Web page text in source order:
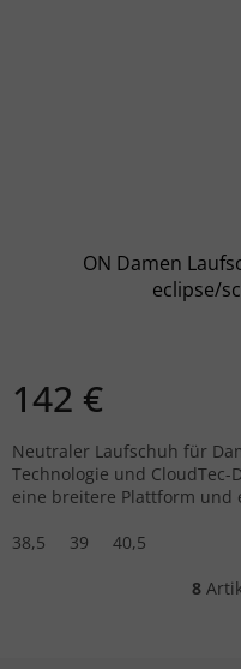
ON Damen
eclipse/
142 €
Neutraler Laufschuh für
Technologie und
eine breitere Plattform und
38,5
39 40,5
8